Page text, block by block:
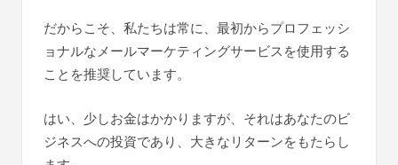
だからこそ、私たちは常に、最初からプロフェッシ
ョナルなメールマーケティングサービスを使用する
ことを推奨しています。
はい、少しお金はかかりますが、それはあなたのビ
ジネスへの投資であり、大きなリターンをもたらし